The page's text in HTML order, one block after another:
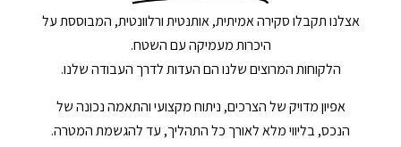
אצלנו תקבלו סקירה אמיתית, אותנטית ורלוונטית, המבוססת על
היכרות מעמיקה עם השטח.
הלקוחות המרוצים שלנו הם העדות לדרך העבודה שלנו.
אפיון מדויק של הצרכים, ניתוח מקצועי והתאמה נכונה של
הנכס, בליווי מלא לאורך כל התהליך, עד להגשמת המטרה.